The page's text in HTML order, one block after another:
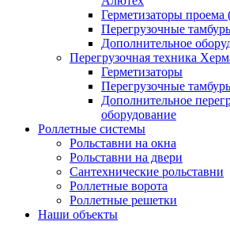
Герметизаторы
Перегрузочные
Дополнительное
Перегрузочная техника
Герметизаторы
Перегрузочные
Дополнительное
оборудование
Роллетные системы
Рольставни на окна
Рольставни на двери
Сантехнические рольставни
Роллетные ворота
Роллетные решетки
Наши объекты